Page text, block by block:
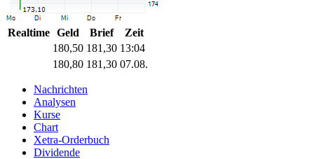
Realtime Geld Brief
Zeit
180,50 181,30 13:04
180,80 181,30 07.08.
Nachrichten
Analysen
Kurse
Chart
Xetra-Orderbuch
Dividende